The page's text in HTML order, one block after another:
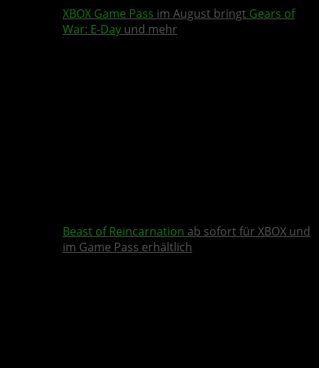
XBOX Game Pass im August bringt Gears of
War: E-Day und mehr
Beast of Reincarnation ab sofort für XBOX und
im Game Pass erhältlich